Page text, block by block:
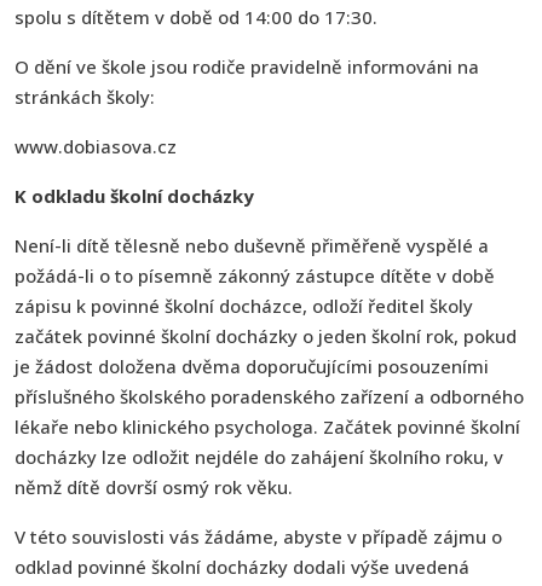
spolu s dítětem v době od 14:00 do 17:30.
O dění ve škole jsou rodiče pravidelně informováni na
stránkách školy:
www.dobiasova.cz
K odkladu školní docházky
Není-li dítě tělesně nebo duševně přiměřeně vyspělé a
požádá-li o to písemně zákonný zástupce dítěte v době
zápisu k povinné školní docházce, odloží ředitel školy
začátek povinné školní docházky o jeden školní rok, pokud
je žádost doložena dvěma doporučujícími posouzeními
příslušného školského poradenského zařízení a odborného
lékaře nebo klinického psychologa. Začátek povinné školní
docházky lze odložit nejdéle do zahájení školního roku, v
němž dítě dovrší osmý rok věku.
V této souvislosti vás žádáme, abyste v případě zájmu o
odklad povinné školní docházky dodali výše uvedená